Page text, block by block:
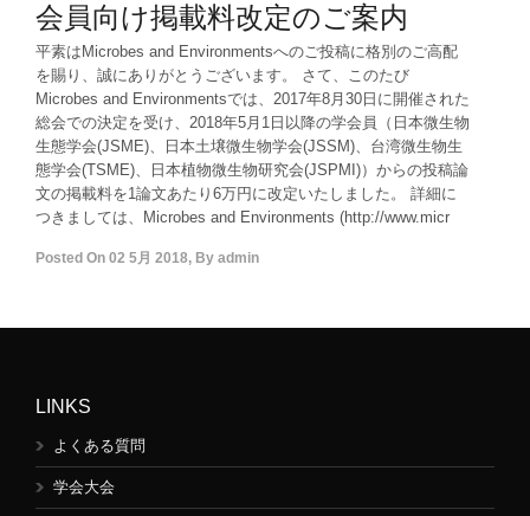
会員向け掲載料改定のご案内
平素はMicrobes and Environmentsへのご投稿に格別のご高配
を賜り、誠にありがとうございます。 さて、このたび
Microbes and Environmentsでは、2017年8月30日に開催された
総会での決定を受け、2018年5月1日以降の学会員（日本微生物
生態学会(JSME)、日本土壌微生物学会(JSSM)、台湾微生物生
態学会(TSME)、日本植物微生物研究会(JSPMI)）からの投稿論
文の掲載料を1論文あたり6万円に改定いたしました。 詳細に
つきましては、Microbes and Environments (http://www.micr
Posted On 02 5月 2018, By admin
LINKS
よくある質問
学会大会